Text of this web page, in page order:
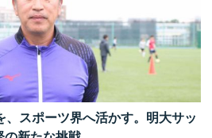
、スポーツ界へ活かす。明大サッ